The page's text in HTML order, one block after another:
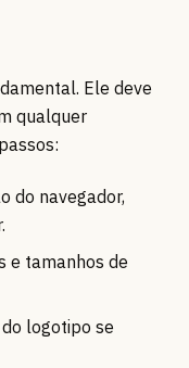
Ele deve
qualquer
do navegador,
e tamanhos de
logotipo se